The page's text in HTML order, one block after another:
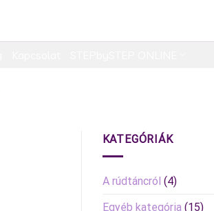
KATEGÓRIÁK
A rúdtáncról (4)
Egyéb kategória (15)